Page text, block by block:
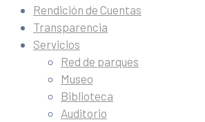
Rendición de Cuentas
Transparencia
Servicios
Red de parques
Museo
Biblioteca
Auditorio